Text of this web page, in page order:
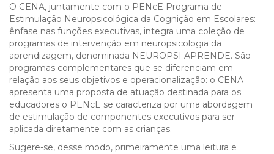
O CENA, juntamente com o PENcE Programa de
Estimulação Neuropsicológica da Cognição em Escolares:
ênfase nas funções executivas, integra uma coleção de
programas de intervenção em neuropsicologia da
aprendizagem, denominada NEUROPSI APRENDE. São
programas complementares que se diferenciam em
relação aos seus objetivos e operacionalização: o CENA
apresenta uma proposta de atuação destinada para os
educadores o PENcE se caracteriza por uma abordagem
de estimulação de componentes executivos para ser
aplicada diretamente com as crianças.
Sugere-se, desse modo, primeiramente uma leitura e